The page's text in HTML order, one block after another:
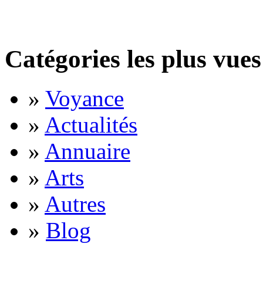
Catégories les plus vues
» Voyance
» Actualités
» Annuaire
» Arts
» Autres
» Blog